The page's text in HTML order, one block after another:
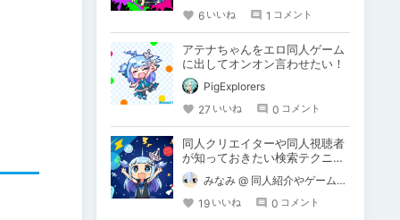
6 いいね 1 コメント
アテナちゃんをエロ同人ゲーム
に出してオンオン言わせたい！
PigExplorers
27 いいね 0 コメント
同人クリエイターや同人視聴者
が知っておきたい検索テクニッ
ク 9選
みなみ @ 同人紹介やゲーム制作解説
19 いいね 0 コメント